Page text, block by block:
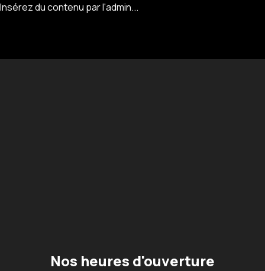
Insérez du contenu par l'admin...
Nos heures d'ouverture